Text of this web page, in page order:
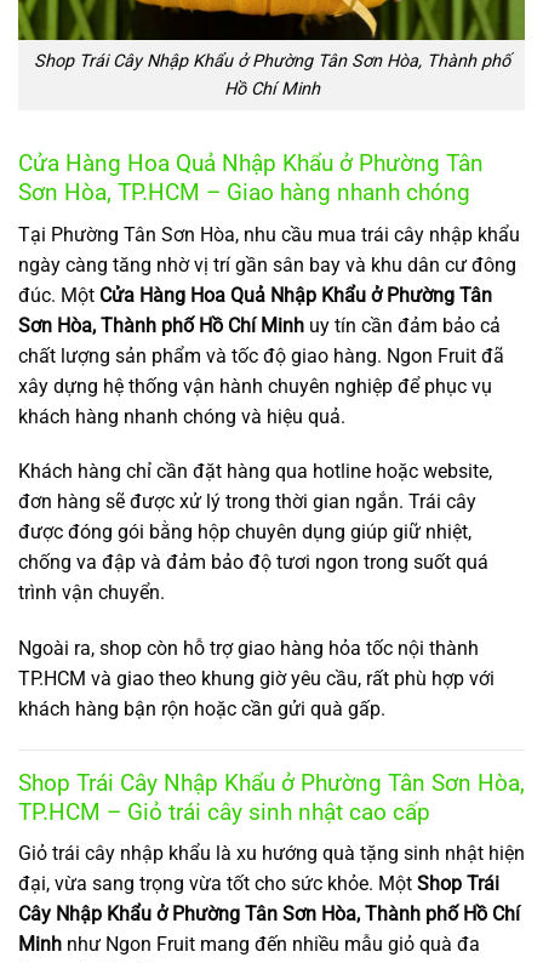
Shop Trái Cây Nhập Khẩu ở Phường Tân Sơn Hòa, Thành phố
Hồ Chí Minh
Cửa Hàng Hoa Quả Nhập Khẩu ở Phường Tân
Sơn Hòa, TP.HCM – Giao hàng nhanh chóng
Tại Phường Tân Sơn Hòa, nhu cầu mua trái cây nhập khẩu
ngày càng tăng nhờ vị trí gần sân bay và khu dân cư đông
đúc. Một Cửa Hàng Hoa Quả Nhập Khẩu ở Phường Tân
Sơn Hòa, Thành phố Hồ Chí Minh uy tín cần đảm bảo cả
chất lượng sản phẩm và tốc độ giao hàng. Ngon Fruit đã
xây dựng hệ thống vận hành chuyên nghiệp để phục vụ
khách hàng nhanh chóng và hiệu quả.
Khách hàng chỉ cần đặt hàng qua hotline hoặc website,
đơn hàng sẽ được xử lý trong thời gian ngắn. Trái cây
được đóng gói bằng hộp chuyên dụng giúp giữ nhiệt,
chống va đập và đảm bảo độ tươi ngon trong suốt quá
trình vận chuyển.
Ngoài ra, shop còn hỗ trợ giao hàng hỏa tốc nội thành
TP.HCM và giao theo khung giờ yêu cầu, rất phù hợp với
khách hàng bận rộn hoặc cần gửi quà gấp.
Shop Trái Cây Nhập Khẩu ở Phường Tân Sơn Hòa,
TP.HCM – Giỏ trái cây sinh nhật cao cấp
Giỏ trái cây nhập khẩu là xu hướng quà tặng sinh nhật hiện
đại, vừa sang trọng vừa tốt cho sức khỏe. Một Shop Trái
Cây Nhập Khẩu ở Phường Tân Sơn Hòa, Thành phố Hồ Chí
Minh như Ngon Fruit mang đến nhiều mẫu giỏ quà đa